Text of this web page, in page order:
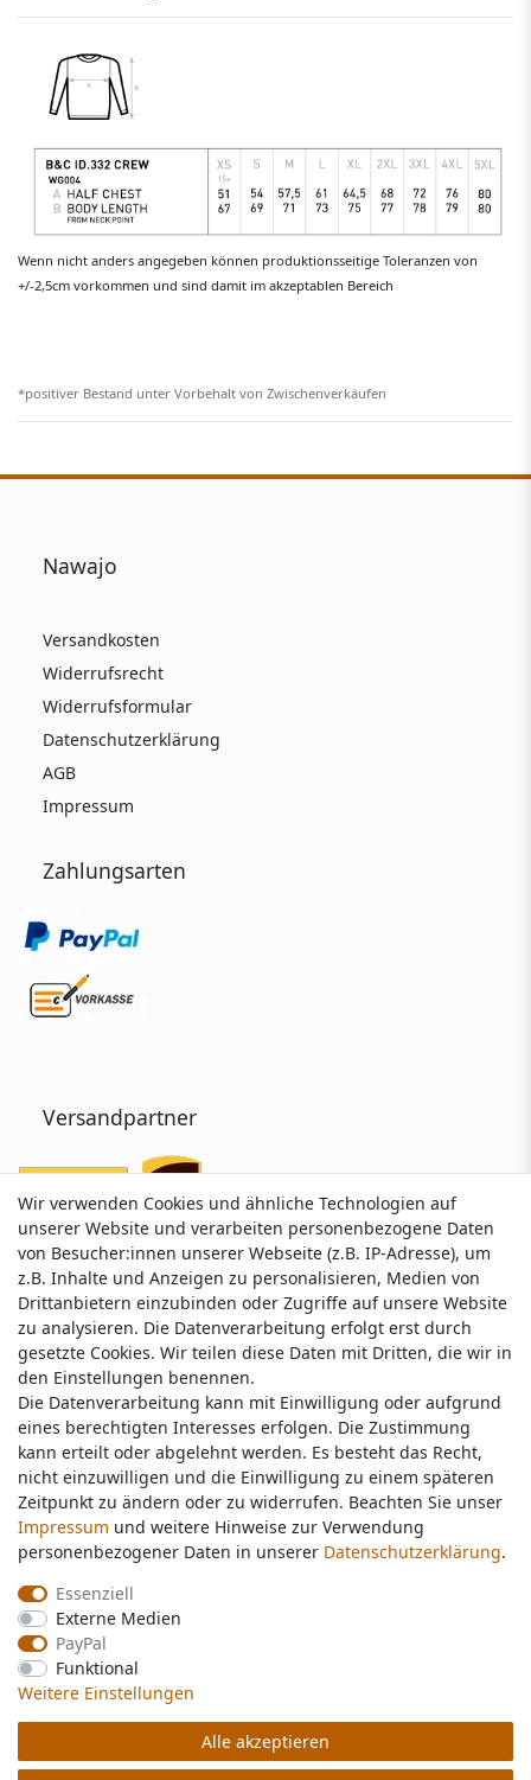
Wenn nicht anders angegeben können produktionsseitige Toleranzen von
+/-2,5cm vorkommen und sind damit im akzeptablen Bereich
*positiver Bestand unter Vorbehalt von Zwischenverkäufen
Nawajo
Versandkosten
Widerrufsrecht
Widerrufsformular
Datenschutzerklärung
AGB
Impressum
Zahlungsarten
Versandpartner
Service & Kontakt
Wünschen Sie einen Rückruf?
service@nawajo.de
Schreiben Sie uns:
service@nawajo.de
Durchschnittliche Bewertung von
Bewertungsgrundlage des Anbieters: 5 Verkaufs- und 3 Bewertungsplattformen
© Copyright 2026 nawajo.de | Alle Rechte vorbehalten.
Wir verwenden Cookies und ähnliche Technologien auf
unserer Website und verarbeiten personenbezogene Daten
von Besucher:innen unserer Webseite (z.B. IP-Adresse), um
z.B. Inhalte und Anzeigen zu personalisieren, Medien von
Drittanbietern einzubinden oder Zugriffe auf unsere Website
zu analysieren. Die Datenverarbeitung erfolgt erst durch
gesetzte Cookies. Wir teilen diese Daten mit Dritten, die wir in
den Einstellungen benennen.
Die Datenverarbeitung kann mit Einwilligung oder aufgrund
eines berechtigten Interesses erfolgen. Die Zustimmung
kann erteilt oder abgelehnt werden. Es besteht das Recht,
nicht einzuwilligen und die Einwilligung zu einem späteren
Zeitpunkt zu ändern oder zu widerrufen. Beachten Sie unser
Impressum und weitere Hinweise zur Verwendung
personenbezogener Daten in unserer Daten­schutz­erklärung.
Essenziell
Externe Medien
PayPal
Funktional
Weitere Einstellungen
Alle akzeptieren
Wir verwenden Cookies und ähnliche Technologien auf
unserer Website und verarbeiten personenbezogene Daten
von Besucher:innen unserer Webseite (z.B. IP-Adresse), um
z.B. Inhalte und Anzeigen zu personalisieren, Medien von
Drittanbietern einzubinden oder Zugriffe auf unsere Website
zu analysieren. Die Datenverarbeitung erfolgt erst durch
gesetzte Cookies. Wir teilen diese Daten mit Dritten, die wir in
den Einstellungen benennen.
Die Datenverarbeitung kann mit Einwilligung oder aufgrund
eines berechtigten Interesses erfolgen. Die Zustimmung
kann erteilt oder abgelehnt werden. Es besteht das Recht,
nicht einzuwilligen und die Einwilligung zu einem späteren
Zeitpunkt zu ändern oder zu widerrufen. Beachten Sie unser
Impressum und weitere Hinweise zur Verwendung
personenbezogener Daten in unserer Daten­schutz­erklärung.
Essenziell
Externe Medien
PayPal
Funktional
Weitere Einstellungen
Alle akzeptieren